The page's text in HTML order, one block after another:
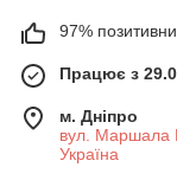
97%
Працює з
м. Дніпро
вул. Маршала
Україна